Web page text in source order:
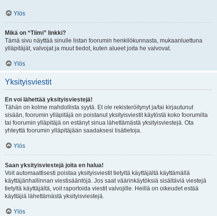
Ylös
Mikä on “Tiimi” linkki?
Tämä sivu näyttää sinulle listan foorumin henkilökunnasta, mukaanluettuna
ylläpitäjät, valvojat ja muut tiedot, kuten alueet joita he valvovat.
Ylös
Yksityisviestit
En voi lähettää yksityisviestejä!
Tähän on kolme mahdollista syytä. Et ole rekisteröitynyt ja/tai kirjautunut
sisään, foorumin ylläpitäjä on poistanut yksityisviestit käytöstä koko foorumilta
tai foorumin ylläpitäjä on estänyt sinua lähettämästä yksityisviestejä. Ota
yhteyttä foorumin ylläpitäjään saadaksesi lisätietoja.
Ylös
Saan yksityisviestejä joita en halua!
Voit automaattisesti poistaa yksityisviestit tietyltä käyttäjältä käyttämällä
käyttäjänhallinnan viestisääntöjä. Jos saat väärinkäytöksiä sisältäviä viestejä
tietyltä käyttäjältä, voit raportoida viestit valvojille. Heillä on oikeudet estää
käyttäjiä lähettämästä yksityisviestejä.
Ylös